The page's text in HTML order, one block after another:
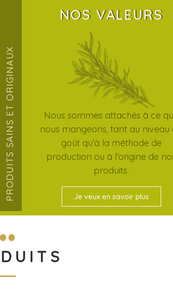
NOS VALEURS
Nous sommes attachés à ce
nous mangeons, tant au niveau
goût qu’à la méthode de
production ou à l’origine de
produits.
Je veux en savoir plus